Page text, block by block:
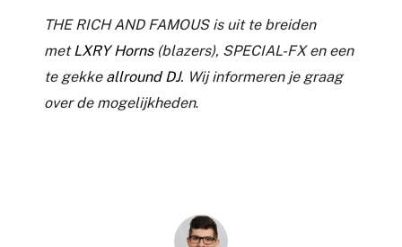
THE RICH AND FAMOUS is uit te breiden
metLXRY Horns(blazers), SPECIAL-FX en een
te gekke allround DJ. Wij informeren je graag
over de mogelijkheden.